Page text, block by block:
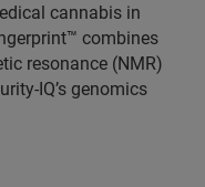
cannabis in
combines
resonance (NMR)
IQ’s genomics